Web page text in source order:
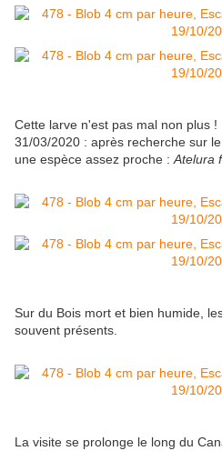
Cette larve n'est pas mal non plus !
31/03/2020 : après recherche sur
une espèce assez proche : Atelura
Sur du Bois mort et bien humide,
souvent présents.
La visite se prolonge le long du